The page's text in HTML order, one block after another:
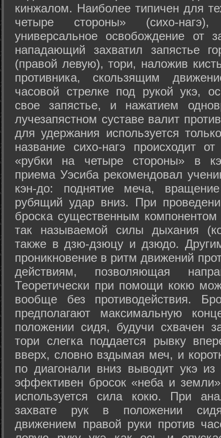
кинжалом. Наиболее типичен для
четыре стороны» (сихо-
универсальное освобождение от
нападающий захватил запястье
(правой левую), тори, наложив
противника, скользящим
часовой стрелке под рукой укэ,
свое запястье, и нажатием
лучезапястном суставе валит
для удержания используется
название сихо-нагэ происходит
«рубки на четыре стороны» в
приема Уэсиба рекомендовал
кэн-до: поднятие меча,
рубящий удар вниз. При
броска существенным компонентом
так называемой силы дыхания
также в дзю-дзюцу и дзюдо.
проникновение в ритм движений
действиям, позволяющая
Теоретически при помощи кокю
вообще без противодействия.
предполагают максимальную
положении сидя, будучи схвачен
тори слегка поддается рывку
вверх, словно вздымая меч, и
по диагонали вниз выводит укэ
эффективен бросок «неба и
используется сила кокю. При
захвате рук в положении
движением правой руки против